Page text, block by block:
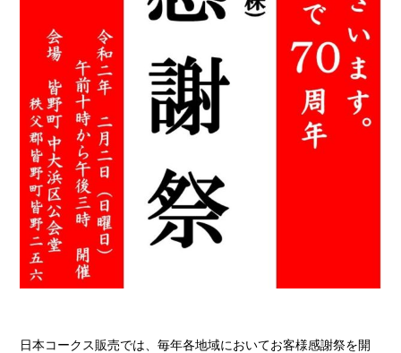
日本コークス販売では、毎年各地域においてお客様感謝祭を開